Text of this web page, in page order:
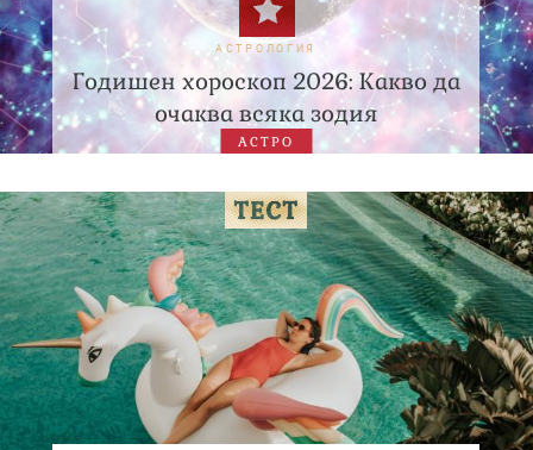
АСТРОЛОГИЯ
Годишен хороскоп 2026: Какво да
очаква всяка зодия
АСТРО